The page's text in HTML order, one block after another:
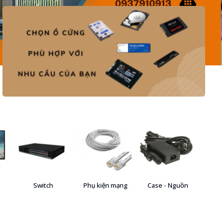
Switch Phụ kiện mạng Case - Nguồn